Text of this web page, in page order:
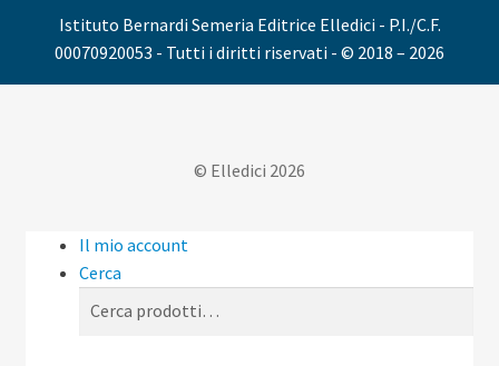
Istituto Bernardi Semeria Editrice Elledici - P.I./C.F.
00070920053 - Tutti i diritti riservati - © 2018 – 2026
© Elledici 2026
Il mio account
Cerca